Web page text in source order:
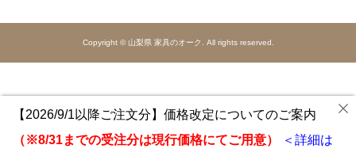
Copyright © 山梨県 家具のオーク. All rights reserved.
【2026/9/1以降ご注文分】価格改定についてのご案内
（※8/31までの受注分は現行価格にてご用意）
＜詳細は